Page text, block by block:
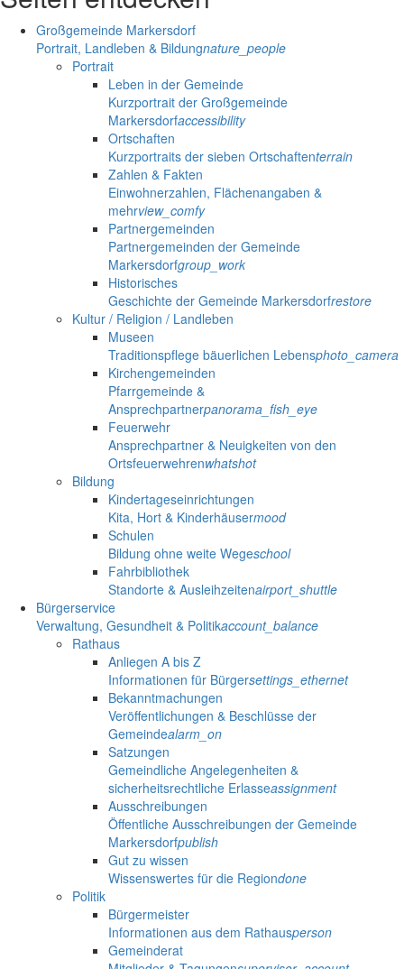
Großgemeinde Markersdorf
Portrait, Landleben & Bildungnature_people
Portrait
Leben in der Gemeinde
Kurzportrait der Großgemeinde
Markersdorfaccessibility
Ortschaften
Kurzportraits der sieben Ortschaftenterrain
Zahlen & Fakten
Einwohnerzahlen, Flächenangaben &
mehrview_comfy
Partnergemeinden
Partnergemeinden der Gemeinde
Markersdorfgroup_work
Historisches
Geschichte der Gemeinde Markersdorfrestore
Kultur / Religion / Landleben
Museen
Traditionspflege bäuerlichen Lebensphoto_camera
Kirchengemeinden
Pfarrgemeinde &
Ansprechpartnerpanorama_fish_eye
Feuerwehr
Ansprechpartner & Neuigkeiten von den
Ortsfeuerwehrenwhatshot
Bildung
Kindertageseinrichtungen
Kita, Hort & Kinderhäusermood
Schulen
Bildung ohne weite Wegeschool
Fahrbibliothek
Standorte & Ausleihzeitenairport_shuttle
Bürgerservice
Verwaltung, Gesundheit & Politikaccount_balance
Rathaus
Anliegen A bis Z
Informationen für Bürgersettings_ethernet
Bekanntmachungen
Veröffentlichungen & Beschlüsse der
Gemeindealarm_on
Satzungen
Gemeindliche Angelegenheiten &
sicherheitsrechtliche Erlasseassignment
Ausschreibungen
Öffentliche Ausschreibungen der Gemeinde
Markersdorfpublish
Gut zu wissen
Wissenswertes für die Regiondone
Politik
Bürgermeister
Informationen aus dem Rathausperson
Gemeinderat